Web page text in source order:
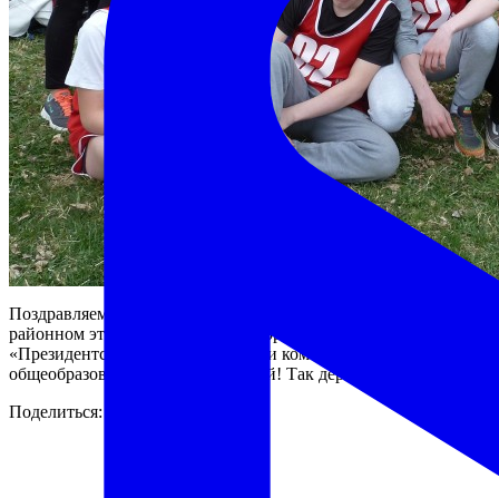
Поздравляем команду 7А класса с заслуженной
районном этапе Всероссийских соревнований
«Президентские состязания» среди команд обучающихся
общеобразовательных учреждений! Так держать!
Поделиться: